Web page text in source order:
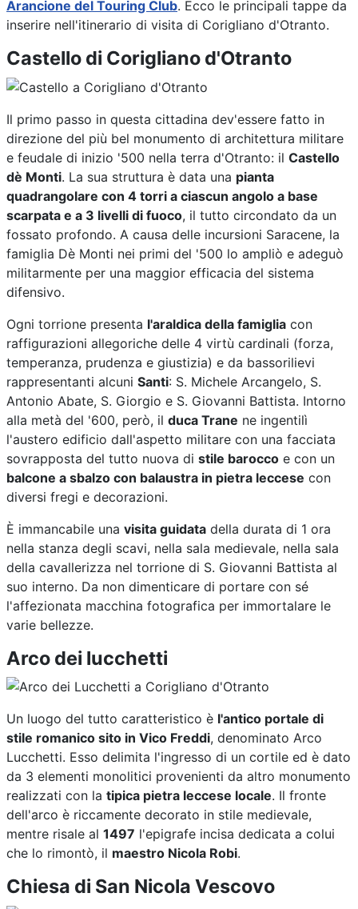
Arancione del Touring Club. Ecco le principali tappe da
inserire nell'itinerario di visita di Corigliano d'Otranto.
Castello di Corigliano d'Otranto
Il primo passo in questa cittadina dev'essere fatto in
direzione del più bel monumento di architettura militare
e feudale di inizio '500 nella terra d'Otranto: il Castello
dè Monti. La sua struttura è data una pianta
quadrangolare con 4 torri a ciascun angolo a base
scarpata e a 3 livelli di fuoco, il tutto circondato da un
fossato profondo. A causa delle incursioni Saracene, la
famiglia Dè Monti nei primi del '500 lo ampliò e adeguò
militarmente per una maggior efficacia del sistema
difensivo.
Ogni torrione presenta l'araldica della famiglia con
raffigurazioni allegoriche delle 4 virtù cardinali (forza,
temperanza, prudenza e giustizia) e da bassorilievi
rappresentanti alcuni Santi: S. Michele Arcangelo, S.
Antonio Abate, S. Giorgio e S. Giovanni Battista. Intorno
alla metà del '600, però, il duca Trane ne ingentilì
l'austero edificio dall'aspetto militare con una facciata
sovrapposta del tutto nuova di stile barocco e con un
balcone a sbalzo con balaustra in pietra leccese con
diversi fregi e decorazioni.
È immancabile una visita guidata della durata di 1 ora
nella stanza degli scavi, nella sala medievale, nella sala
della cavallerizza nel torrione di S. Giovanni Battista al
suo interno. Da non dimenticare di portare con sé
l'affezionata macchina fotografica per immortalare le
varie bellezze.
Arco dei lucchetti
Un luogo del tutto caratteristico è l'antico portale di
stile romanico sito in Vico Freddi, denominato Arco
Lucchetti. Esso delimita l'ingresso di un cortile ed è dato
da 3 elementi monolitici provenienti da altro monumento
realizzati con la tipica pietra leccese locale. Il fronte
dell'arco è riccamente decorato in stile medievale,
mentre risale al 1497 l'epigrafe incisa dedicata a colui
che lo rimontò, il maestro Nicola Robi.
Chiesa di San Nicola Vescovo